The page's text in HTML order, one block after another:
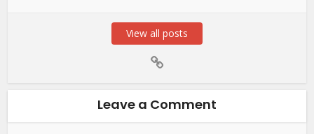
View all posts
Leave a Comment